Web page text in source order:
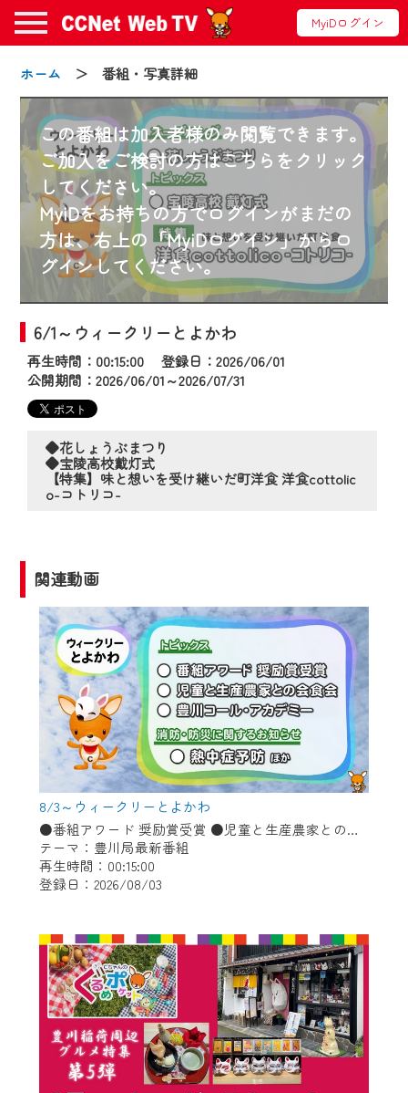
MyiDログイン
ホーム ＞ 番組・写真詳細
この番組は加入者様のみ閲覧できます。
ご加入をご検討の方はこちらをクリック
してください。
MyiDをお持ちの方でログインがまだの
方は、右上の「MyiDログイン」からロ
グインしてください。
6/1～ウィークリーとよかわ
再生時間：00:15:00 登録日：2026/06/01
公開期間：2026/06/01～2026/07/31
◆花しょうぶまつり
◆宝陵高校戴灯式
【特集】味と想いを受け継いだ町洋食 洋食cottolic
o-コトリコ-
関連動画
8/3～ウィークリーとよかわ
●番組アワード 奨励賞受賞 ●児童と生産農家との会食会 ●豊川コール・アカデミー ●消防・防災に関するお知らせ「熱中症予防」ほか
テーマ：豊川局最新番組
再生時間：00:15:00
登録日：2026/08/03
お知らせ
2024/09/02
動画配信サービス『CCNet Web TV』は2024
年9月24日からリニューアルします！
【変更点】
◆デザイン変更により、お住まいの地域
の動画コンテンツが一目瞭然。
◆当社アプリやＰＣブラウザから、いつ
でも・どこでも・外出先でも！
CCNetサービスエリア20市町の地域情報
2024年9月24日からはご加入者様へのサー
ビス向上のため、
『CCNet Web TV』を利用いただくには、
一部コンテンツを除き、
CCNetサービスへの加入と『CCNetマイ
ページ※』へのログインが必要となりま
す。
何卒、ご理解ご了承の程よろしくお願い
いたします。
※マイページへのログインには、MyIDが必
要となります。
※MyIDとは、CCNet Web TVを含むCCNetの
各種サービスをご利用頂くためのIDです。
で設定できます。
（GmailやYahooなどのフリーメールアドレ
スでも作成可能です）
※マイページへのログイン・MyIDの新規登
録はこちらから
※CCNetアプリをご利用中の方は引き続き
ご視聴いただけます。